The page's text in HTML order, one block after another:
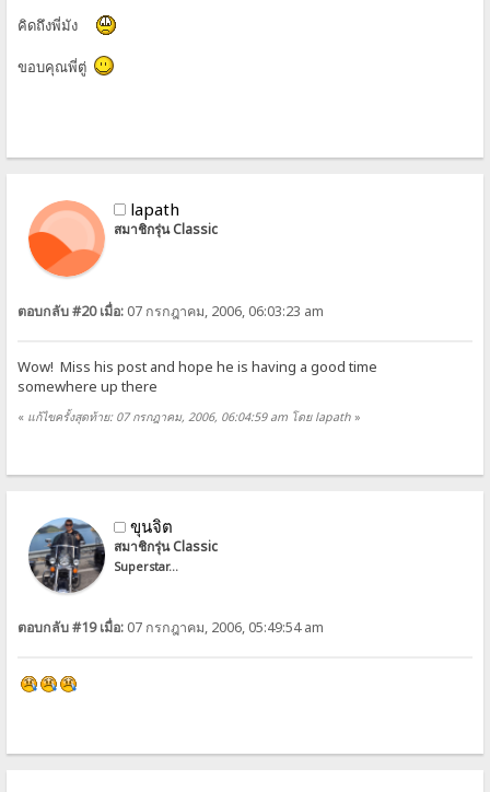
คิดถึงพี่มัง
ขอบคุณพี่ตู่
lapath
สมาชิกรุ่น Classic
ตอบกลับ #20 เมื่อ: 07 กรกฎาคม, 2006, 06:03:23 am
Wow! Miss his post and hope he is having a good time
somewhere up there
« แก้ไขครั้งสุดท้าย: 07 กรกฎาคม, 2006, 06:04:59 am โดย lapath »
ขุนจิต
สมาชิกรุ่น Classic
Superstar...
ตอบกลับ #19 เมื่อ: 07 กรกฎาคม, 2006, 05:49:54 am